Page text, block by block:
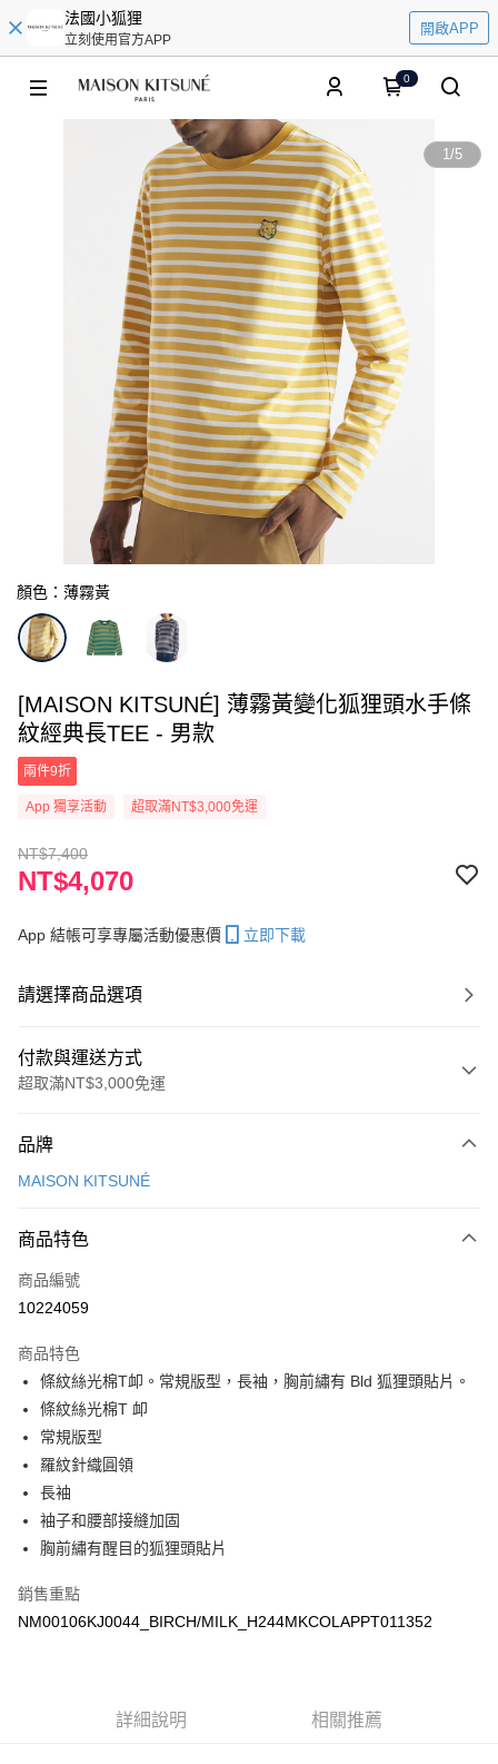
法國小狐狸
立刻使用官方APP
開啟APP
0
1/5
顏色：薄霧黃
[MAISON KITSUNÉ] 薄霧黃變化狐狸頭水手條
紋經典長TEE - 男款
兩件9折
App 獨享活動 超取滿NT$3,000免運
NT$7,400
NT$4,070
App 結帳可享專屬活動優惠價 立即下載
請選擇商品選項
付款與運送方式
超取滿NT$3,000免運
信用卡一次付款
ATM付款
每筆NT$100，滿NT$3,000(含以上)免運費
付款後萊爾富取貨
每筆NT$100
付款後7-11取貨
每筆NT$100，滿NT$3,000(含以上)免運費
宅配
品牌
MAISON KITSUNÉ
商品特色
商品編號
10224059
商品特色
條紋絲光棉T卹。常規版型，長袖，胸前繡有 Bld 狐狸頭貼片。
條紋絲光棉T 卹
常規版型
羅紋針織圓領
長袖
袖子和腰部接縫加固
胸前繡有醒目的狐狸頭貼片
銷售重點
NM00106KJ0044_BIRCH/MILK_H244MKCOLAPPT011352
詳細說明 相關推薦